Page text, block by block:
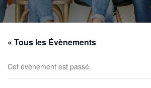
« Tous les Évènements
Cet évènement est passé.